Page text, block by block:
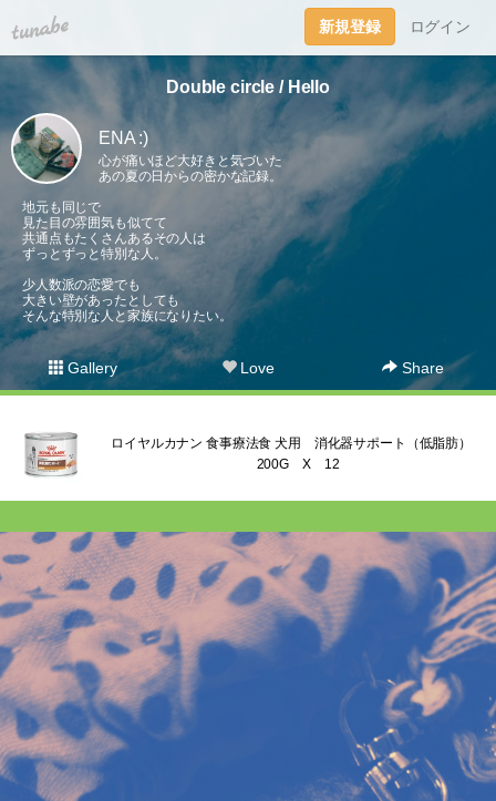
tuna.be 新規登録 ログイン
Double circle / Hello
ENA :)
心が痛いほど大好きと気づいた
あの夏の日からの密かな記録。
地元も同じで
見た目の雰囲気も似てて
共通点もたくさんあるその人は
ずっとずっと特別な人。
少人数派の恋愛でも
大きい壁があったとしても
そんな特別な人と家族になりたい。
Gallery Love Share
ロイヤルカナン 食事療法食 犬用 消化器サポート（低脂肪）
200G X 12